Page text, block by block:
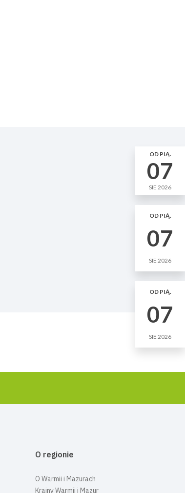
OD PIĄ.
07
SIE 2026
OD PIĄ.
07
SIE 2026
OD PIĄ.
07
SIE 2026
O regionie
O Warmii i Mazurach
Krainy Warmii i Mazur